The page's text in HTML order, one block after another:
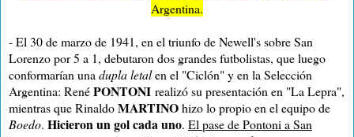
Argentina.
- El 30 de marzo de 1941, en el triunfo de Newell's sobre San
Lorenzo por 5 a 1, debutaron dos grandes futbolistas, que luego
conformarían una dupla letalen el "Ciclón" y en la Selección
Argentina: RenéPONTONI realizó su presentación en "La Lepra",
mientras que RinaldoMARTINOhizo lo propio en el equipo de
Boedo. Hicieron un gol cada uno. El pase de Pontoni a San